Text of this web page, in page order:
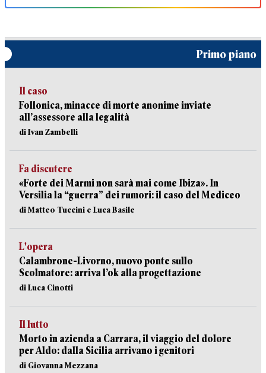
Primo piano
Il caso
Follonica, minacce di morte anonime inviate
all’assessore alla legalità
di Ivan Zambelli
Fa discutere
«Forte dei Marmi non sarà mai come Ibiza». In
Versilia la “guerra” dei rumori: il caso del Mediceo
di Matteo Tuccini e Luca Basile
L'opera
Calambrone-Livorno, nuovo ponte sullo
Scolmatore: arriva l’ok alla progettazione
di Luca Cinotti
Il lutto
Morto in azienda a Carrara, il viaggio del dolore
per Aldo: dalla Sicilia arrivano i genitori
di Giovanna Mezzana